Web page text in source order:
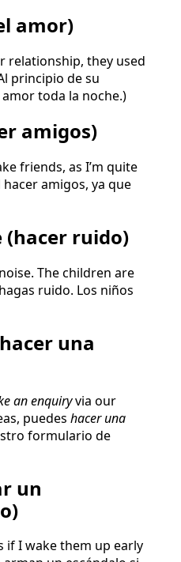
amor)
relationship, they used
principio de su
toda la noche.)
amigos)
friends, as I’m quite
amigos, ya que
ruido)
The children are
ruido. Los niños
una
an enquiryvia our
puedes hacer una
formulario de
un
if I wake them up early